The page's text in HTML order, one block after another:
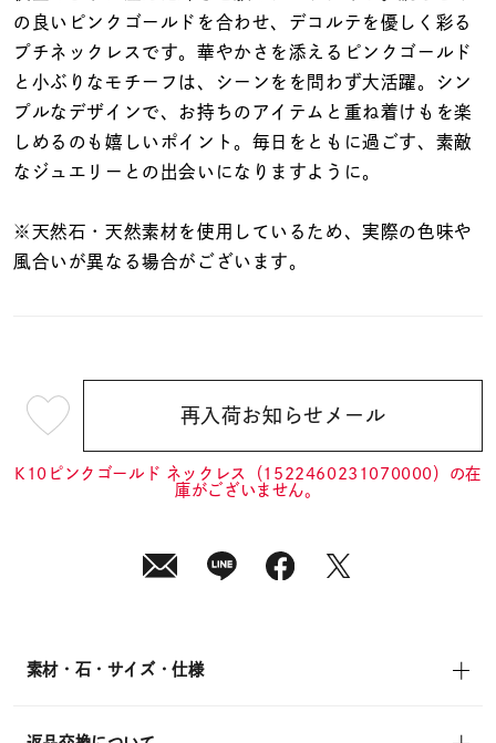
コレクション
レディース
リングサイズ
メンズ
在庫ありのみ すべて表示
の良いピンクゴールドを合わせ、デコルテを優しく彩る
プチネックレスです。華やかさを添えるピンクゴールド
と小ぶりなモチーフは、シーンをを問わず大活躍。シン
プルなデザインで、お持ちのアイテムと重ね着けもを楽
しめるのも嬉しいポイント。毎日をともに過ごす、素敵
なジュエリーとの出会いになりますように。
※天然石・天然素材を使用しているため、実際の色味や
風合いが異なる場合がございます。
¥20,900 (tax
in)
再入荷お知らせメール
K10ピンクゴールド ネックレス（1522460231070000）の在
庫がございません。
素材・石・サイズ・仕様